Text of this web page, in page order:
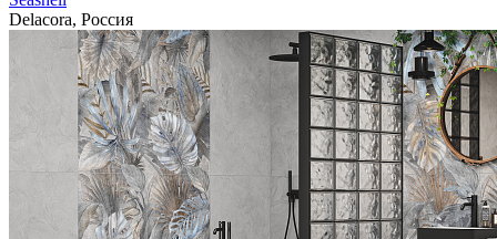
Delacora, Россия